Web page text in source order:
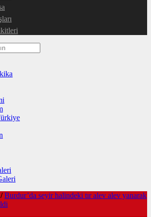
/ Burdur’da seyir halindeki tır alev alev yanarak